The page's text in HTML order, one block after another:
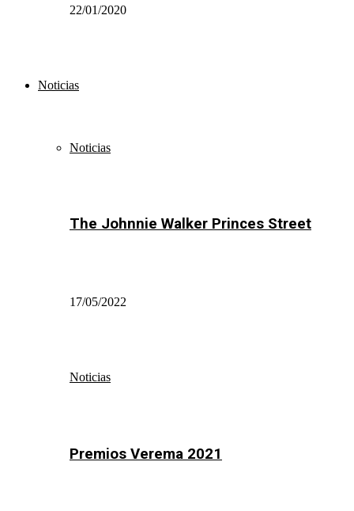
22/01/2020
Noticias
Noticias
The Johnnie Walker Princes Street
17/05/2022
Noticias
Premios Verema 2021